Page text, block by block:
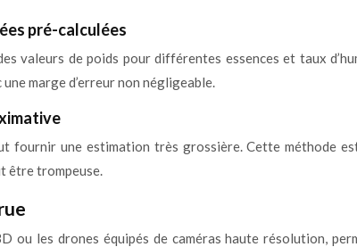
pré-calculées
valeurs de poids pour différentes essences et taux
marge d’erreur non négligeable.
fournir une estimation très grossière. Cette méthode
être trompeuse.
ou les drones équipés de caméras haute résolution,